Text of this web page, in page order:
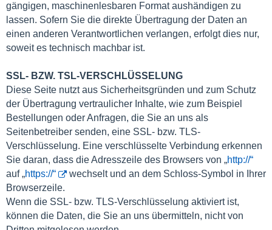
gängigen, maschinenlesbaren Format aushändigen zu
lassen. Sofern Sie die direkte Übertragung der Daten an
einen anderen Verantwortlichen verlangen, erfolgt dies nur,
soweit es technisch machbar ist.
SSL- BZW. TSL-VERSCHLÜSSELUNG
Diese Seite nutzt aus Sicherheitsgründen und zum Schutz
der Übertragung vertraulicher Inhalte, wie zum Beispiel
Bestellungen oder Anfragen, die Sie an uns als
Seitenbetreiber senden, eine SSL- bzw. TLS-
Verschlüsselung. Eine verschlüsselte Verbindung erkennen
Sie daran, dass die Adresszeile des Browsers von „http://“
auf „https://“
wechselt und an dem Schloss-Symbol in Ihrer
Browserzeile.
Wenn die SSL- bzw. TLS-Verschlüsselung aktiviert ist,
können die Daten, die Sie an uns übermitteln, nicht von